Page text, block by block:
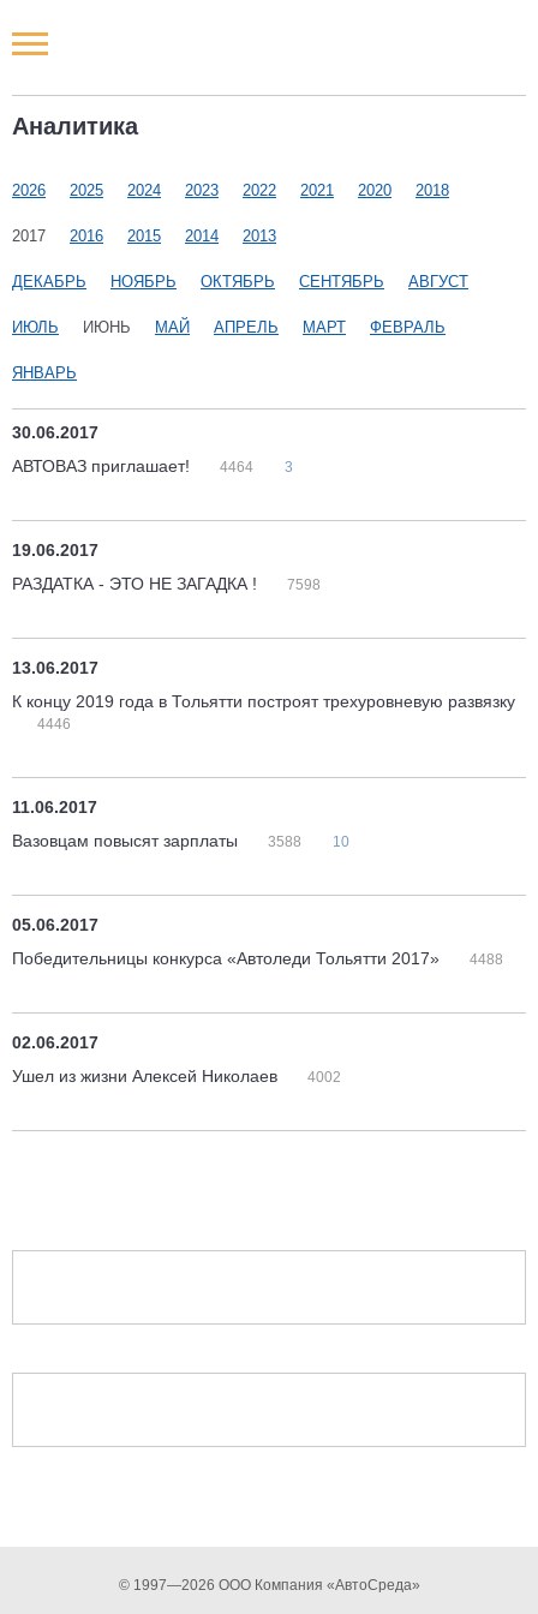
Аналитика
2026 2025 2024 2023 2022 2021 2020 2018
2017 2016 2015 2014 2013
ДЕКАБРЬ НОЯБРЬ ОКТЯБРЬ СЕНТЯБРЬ АВГУСТ
ИЮЛЬ ИЮНЬ МАЙ АПРЕЛЬ МАРТ ФЕВРАЛЬ
ЯНВАРЬ
30.06.2017
АВТОВАЗ приглашает!
4464 3
19.06.2017
РАЗДАТКА - ЭТО НЕ ЗАГАДКА !
7598
13.06.2017
К концу 2019 года в Тольятти построят трехуровневую развязку
4446
11.06.2017
Вазовцам повысят зарплаты
3588 10
05.06.2017
Победительницы конкурса «Автоледи Тольятти 2017»
4488
02.06.2017
Ушел из жизни Алексей Николаев
4002
© 1997—2026 ООО Компания «АвтоСреда»
Новости РФ
Наши мероприятия
Статьи